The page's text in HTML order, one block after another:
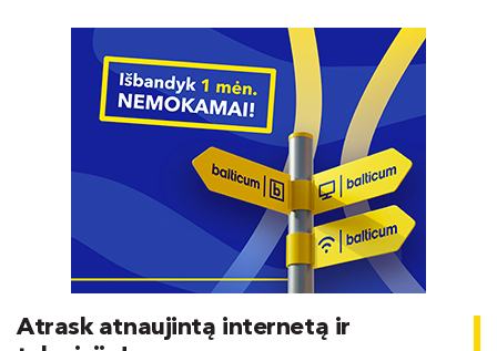
Atrask atnaujintą internetą ir